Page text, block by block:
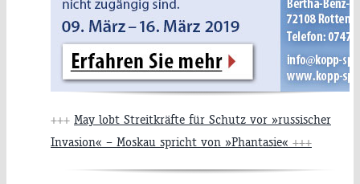
+++ May lobt Streitkräfte für Schutz vor »russischer
Invasion« – Moskau spricht von »Phantasie« +++